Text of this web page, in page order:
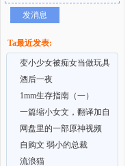
发消息
Ta最近发表:
变小少女被痴女当做玩具
酒后一夜
1mm生存指南（一）
一篇缩小女文，翻译加自
己补充
网盘里的一部原神视频
自购文 弱小的总裁
流浪猫